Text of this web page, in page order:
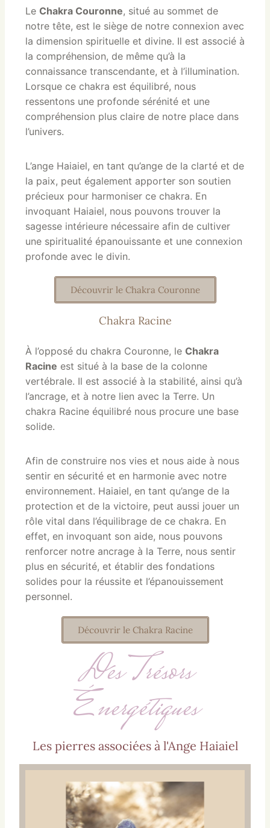
Le Chakra Couronne, situé au sommet de
notre tête, est le siège de notre connexion avec
la dimension spirituelle et divine. Il est associé à
la compréhension, de même qu’à la
connaissance transcendante, et à l’illumination.
Lorsque ce chakra est équilibré, nous
ressentons une profonde sérénité et une
compréhension plus claire de notre place dans
l’univers.
L’ange Haiaiel, en tant qu’ange de la clarté et de
la paix, peut également apporter son soutien
précieux pour harmoniser ce chakra. En
invoquant Haiaiel, nous pouvons trouver la
sagesse intérieure nécessaire afin de cultiver
une spiritualité épanouissante et une connexion
profonde avec le divin.
Découvrir le Chakra Couronne
Chakra Racine
À l’opposé du chakra Couronne, le Chakra
Racine est situé à la base de la colonne
vertébrale. Il est associé à la stabilité, ainsi qu’à
l’ancrage, et à notre lien avec la Terre. Un
chakra Racine équilibré nous procure une base
solide.
Afin de construire nos vies et nous aide à nous
sentir en sécurité et en harmonie avec notre
environnement. Haiaiel, en tant qu’ange de la
protection et de la victoire, peut aussi jouer un
rôle vital dans l’équilibrage de ce chakra. En
effet, en invoquant son aide, nous pouvons
renforcer notre ancrage à la Terre, nous sentir
plus en sécurité, et établir des fondations
solides pour la réussite et l’épanouissement
personnel.
Découvrir le Chakra Racine
Des Trésors
Énergétiques
Les pierres associées à l'Ange Haiaiel